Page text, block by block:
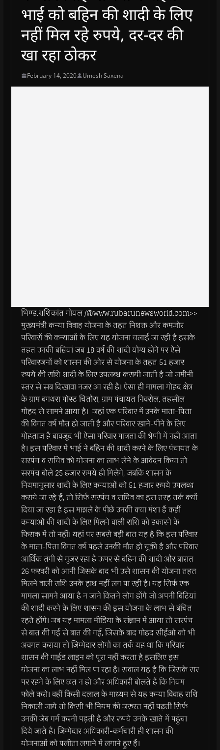
भाई को बहिन की शादी के लिए
नहीं मिल रहे रुपये, दर-दर की
खा रहा ठोकर
February 14, 2020 Umesh Saxena
भिण्ड.शशिकांत गोयल /@www.rubarunewsworld.com>>
मुख्यमंत्री कन्या विवाह योजना के तहत निशक्त और कमजोर
परिवारों की कन्याओं के लिए यह योजना चलाई जा रही है इसके
तहत उनकी बच्चियां जब 18 वर्ष की शादी योग्य होने पर ऐसे
परिवारजनों को शासन की ओर से योजना के तहत 51 हजार
रुपये की राशि शादी के लिए उपलब्ध करायी जाती है जो जमीनी
स्तर से सब दिखावा नजर आ रही है। ऐसा ही मामला गोहद क्षेत्र
के ग्राम बगथरा पोस्ट चितौरा, ग्राम पंचायत निवरोल, तहसील
गोहद से सामने आया है। जहां एक परिवार में उनके माता-पिता
की विगत वर्ष मौत हो जाती है और परिवार खाने-पीने के लिए
मोहताज है बावजूद भी ऐसा परिवार पात्रता की श्रेणी में नहीं आता
है। इस परिवार में भाई ने बहिन की शादी करने के लिए पंचायत के
सरपंच व सचिव को योजना का लाभ लेने के आवेदन किया तो
सरपंच बोले 25 हजार रुपये ही मिलेगे, जबकि शासन के
नियमानुसार शादी के लिए कन्याओं को 51 हजार रुपये उपलब्ध
कराये जा रहे हैं, तो सिर्फ सरपंच व सचिव का इस तरह तर्क क्यों
दिया जा रहा है इस माझले के पीछे उनकी क्या मंशा हैं कहीं
कन्याओं की शादी के लिए मिलने वाली राशि को डकारने के
फिराक में तो नहीं। यहां पर सबसे बड़ी बात यह है कि इस परिवार
के माता-पिता विगत वर्ष पहले उनकी मौत हो चुकी है और परिवार
आर्थिक तंगी से गुजर रहा है ऊपर से बहिन की शादी और बारात
26 फरवरी को आनी जिसके बाद भी उसे शासन की योजना तहत
मिलने वाली राशि उनके हाथ नहीं लग पा रही है। यह सिर्फ एक
मामला सामने आया है न जाने कितने लोग होंगे जो अपनी बिटियां
की शादी करने के लिए शासन की इस योजना के लाभ से बंचित
रहते होंगे। जब यह मामला मीडिया के संज्ञान में आया तो सरपंच
से बात की गई से बात की गई, जिसके बाद गोहद सीईओ को भी
अवगत कराया तो जिम्मेदार लोगों का तर्क यह था कि परिवार
शासन की गाईड लाइन को पूरा नहीं करता है इसलिए इस
योजना का लाभ नहीं मिल पा रहा है। सवाल यह है कि जिसके सर
पर रहने के लिए छत न हो और अधिकारी बोलते हैं कि नियम
फोले करो। वहीं किसी दलाल के माध्यम से यह कन्या विवाह राशि
निकाली जाये तो किसी भी नियम की जरुरत नहीं पढ़ती सिर्फ
उनकी जेब गर्म करनी पड़ती है और रुपये उनके खाते में पहुंचा
दिये जाते हैं। जिम्मेदार अधिकारी-कर्मचारी ही शासन की
योजनाओं को पलीता लगाने में लगाने हुए हैं।